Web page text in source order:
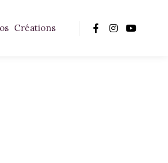
Créations